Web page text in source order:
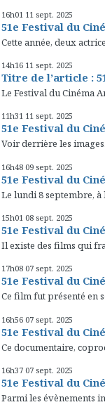
16h01 11 sept. 2025
51e Festival du
Cette année, deux
14h16 11 sept. 2025
Titre de l’article :
Le Festival du Cinéma
11h31 11 sept. 2025
51e Festival du
Voir derrière les
16h48 09 sept. 2025
51e Festival du
Le lundi 8 septembre, à
15h01 08 sept. 2025
51e Festival du
Il existe des films qui
17h08 07 sept. 2025
51e Festival du
Ce film fut présenté en
16h56 07 sept. 2025
51e Festival du
Ce documentaire,
16h37 07 sept. 2025
51e Festival du
Parmi les évènements